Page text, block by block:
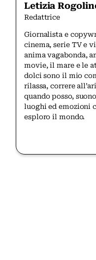
Letizia
Redattrice
Giornalista e
cinema, serie TV e
anima vagabonda,
movie, il mare e le
dolci sono il mio
rilassa, correre
quando posso,
luoghi ed emozioni
esploro il mondo.